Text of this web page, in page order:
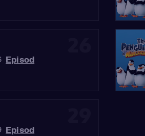
Episod
Episod